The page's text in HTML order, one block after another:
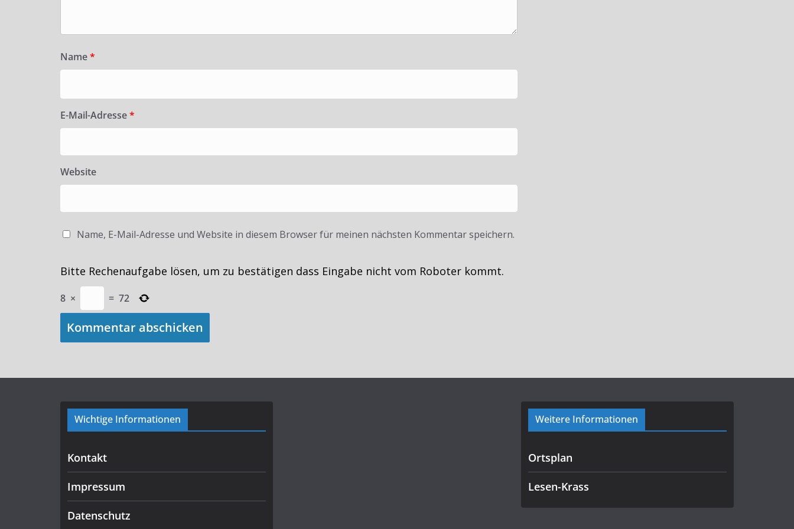
Name*
E-Mail-Adresse*
Website
Name, E-Mail-Adresse und Website in diesem Browser für meinen nächsten Kommentar speichern.
Bitte Rechenaufgabe lösen, um zu bestätigen dass Eingabe nicht vom Roboter kommt.
8 × = 72
Wichtige Informationen
Kontakt
Impressum
Datenschutz
Weitere Informationen
Ortsplan
Lesen-Krass